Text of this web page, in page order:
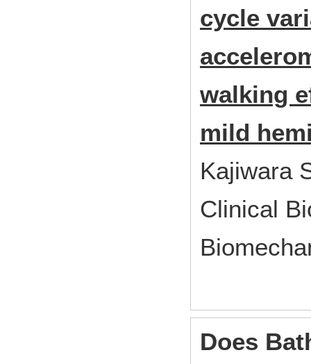
cycle
walking
mild
Kajiwara
Clinical
Does